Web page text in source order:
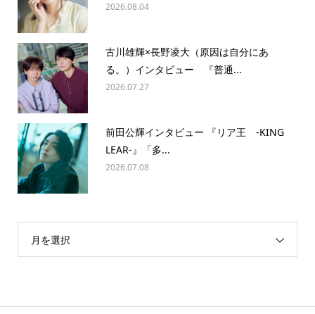
2026.08.04
古川雄輝×長野凌大（原因は自分にあ
る。）インタビュー 『普通...
2026.07.27
前田公輝インタビュー 『リア王 -KING
LEAR-』「多...
2026.07.08
月を選択